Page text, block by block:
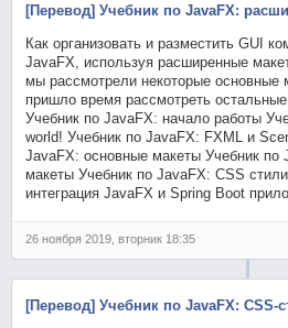
[Перевод] Учебник по JavaFX:
Как организовать и разместить GUI
JavaFX, используя расширенные
мы рассмотрели некоторые основные
пришло время рассмотреть
Учебник по JavaFX: начало работы
world! Учебник по JavaFX: FXML и
JavaFX: основные макеты Учебник по
макеты Учебник по JavaFX: CSS
интеграция JavaFX и Spring Boot
26 ноября 2019, вторник 18:35
[Перевод] Учебник по JavaFX: CSS-